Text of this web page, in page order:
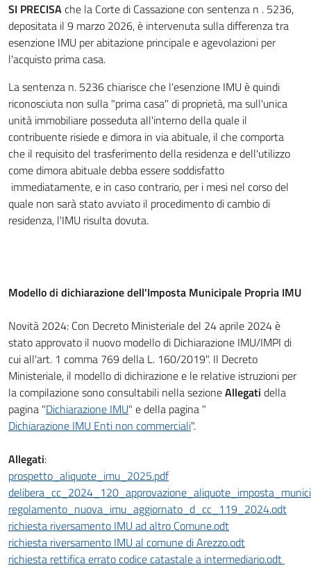
SI PRECISAche la Corte di Cassazione con sentenza n . 5236,
depositata il 9 marzo 2026, è intervenuta sulla differenza tra
esenzione IMU per abitazione principale e agevolazioni per
l'acquisto prima casa.
La sentenza n. 5236 chiarisce che l'esenzione IMU è quindi
riconosciuta non sulla "prima casa" di proprietà, ma sull'unica
unità immobiliare posseduta all'interno della quale il
contribuente risiede e dimora in via abituale, il che comporta
che il requisito del trasferimento della residenza e dell'utilizzo
come dimora abituale debba essere soddisfatto
immediatamente, e in caso contrario, per i mesi nel corso del
quale non sarà stato avviato il procedimento di cambio di
residenza, l'IMU risulta dovuta.
Modello di dichiarazione dell'Imposta Municipale Propria IMU
Novità 2024: Con Decreto Ministeriale del 24 aprile 2024 è
stato approvato il nuovo modello di Dichiarazione IMU/IMPI di
cui all'art. 1 comma 769 della L. 160/2019". Il Decreto
Ministeriale, il modello di dichirazione e le relative istruzioni per
la compilazione sono consultabili nella sezioneAllegati della
pagina "Dichiarazione IMU" e della pagina "
Dichiarazione IMU Enti non commerciali".
Allegati:
prospetto_aliquote_imu_2025.pdf
regolamento_nuova_imu_aggiornato_d_cc_119_2024.odt
richiesta riversamento IMU ad altro Comune.odt
richiesta riversamento IMU al comune di Arezzo.odt
richiesta rettifica errato codice catastale a intermediario.odt